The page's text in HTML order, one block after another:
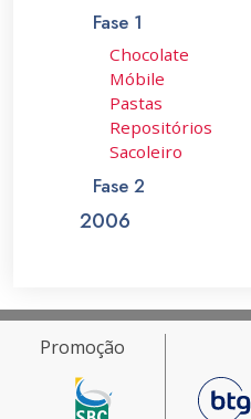
Fase 1
Chocolate
Móbile
Pastas
Repositórios
Sacoleiro
Fase 2
2006
Promoção